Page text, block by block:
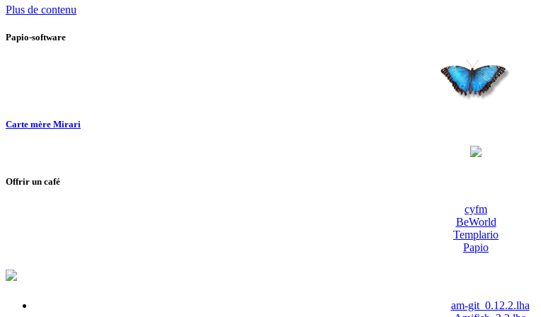
Plus de contenu
Papio-software
Carte mère Mirari
Offrir un café
cyfm
BeWorld
Templario
Papio
am-git_0.12.2.lha